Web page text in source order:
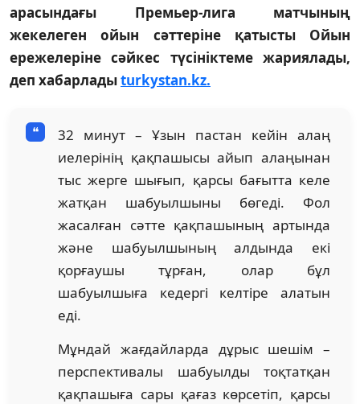
арасындағы Премьер-лига матчының
жекелеген ойын сәттеріне қатысты Ойын
ережелеріне сәйкес түсініктеме жариялады,
деп хабарладыturkystan.kz.
32 минут – Ұзын пастан кейін алаң
иелерінің қақпашысы айып алаңынан
тыс жерге шығып, қарсы бағытта келе
жатқан шабуылшыны бөгеді. Фол
жасалған сәтте қақпашының артында
және шабуылшының алдында екі
қорғаушы тұрған, олар бұл
шабуылшыға кедергі келтіре алатын
еді.
Мұндай жағдайларда дұрыс шешім –
перспективалы шабуылды тоқтатқан
қақпашыға сары қағаз көрсетіп, қарсы